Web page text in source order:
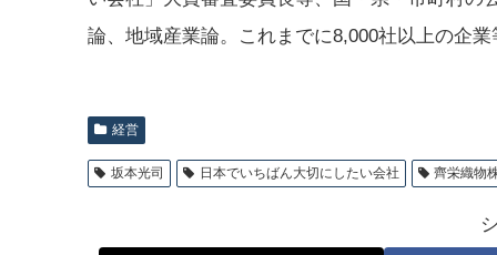
論、地域産業論。これまでに8,000社以上の企
経営
坂本光司 日本でいちばん大切にしたい会社 齊栄織物